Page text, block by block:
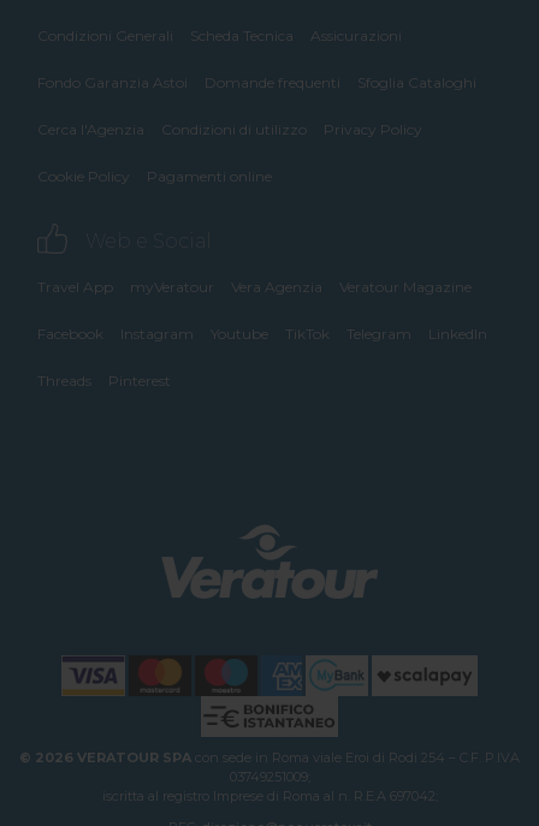
Condizioni Generali Scheda Tecnica Assicurazioni
Fondo Garanzia Astoi Domande frequenti Sfoglia Cataloghi
Cerca l'Agenzia Condizioni di utilizzo Privacy Policy
Cookie Policy Pagamenti online
Web e Social
Travel App myVeratour Vera Agenzia Veratour Magazine
Facebook Instagram Youtube TikTok Telegram LinkedIn
Threads Pinterest
© 2026 VERATOUR SPA con sede in Roma viale Eroi di Rodi 254 – C.F. P.IVA
03749251009;
iscritta al registro Imprese di Roma al n. R.E.A 697042;